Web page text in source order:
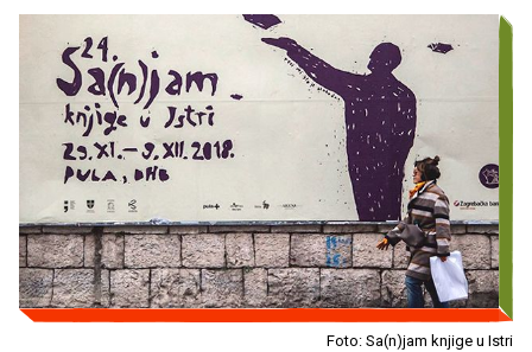
Foto: Sa(n)jam knjige u Istri